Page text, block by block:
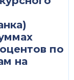
по
на